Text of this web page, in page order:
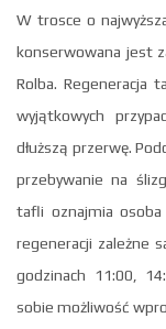
W trosce o
konserwowana jest
Rolba. Regeneracja
wyjątkowych
dłuższą przerwę.
przebywanie na
tafli oznajmia osoba
regeneracji zależne
godzinach 11:00,
sobie możliwość